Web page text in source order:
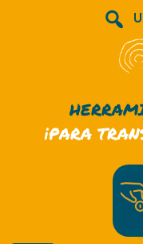
¡PARA